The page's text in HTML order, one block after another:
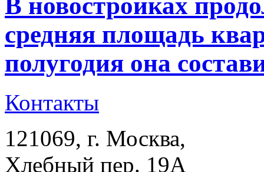
В новостройках
средняя площадь
полугодия она
Контакты
121069, г. Москва,
Хлебный пер. 19А